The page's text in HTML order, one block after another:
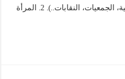
المرأة والمجتمع المدني( الأحزاب السياسية، الجمعيات، النقابات..). 2. المرأة